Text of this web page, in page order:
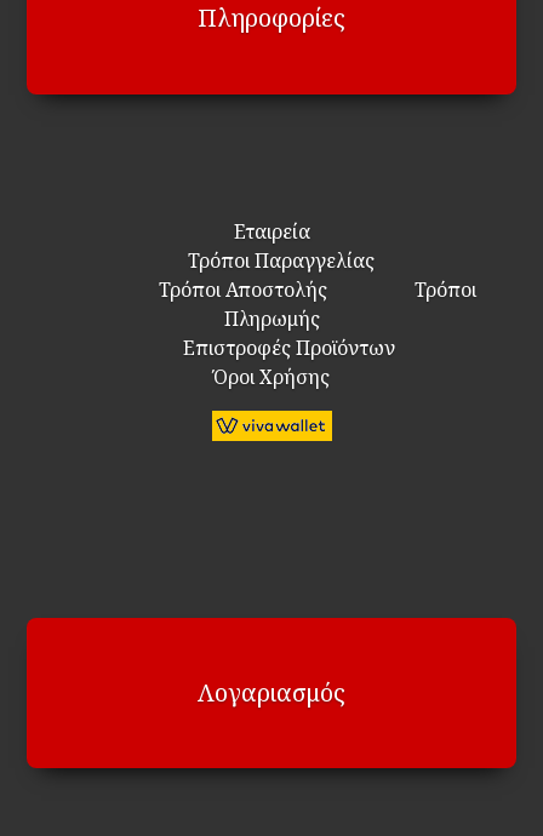
Πληροφορίες
Εταιρεία
Τρόποι Παραγγελίας
Τρόποι Αποστολής
Τρόποι
Πληρωμής
Επιστροφές Προϊόντων
Όροι Χρήσης
Λογαριασμός